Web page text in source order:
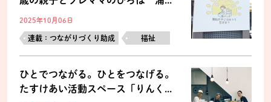
2025年10月06日
連載：つながりづくり助成 福祉
ひとでつながる。ひとをつなげる。
たすけあい活動スペース「りんく...